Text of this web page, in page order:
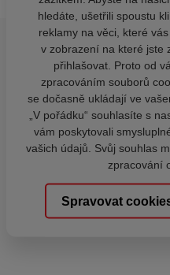
hledáte, ušetřili spoustu
reklamy na věci, které
v zobrazení na které jste
přihlašovat. Proto od
zpracováním souborů
se dočasně ukládají ve
„V pořádku“ souhlasíte s
vám poskytovali
vašich údajů. Svůj souhlas
zpracování
Spravovat